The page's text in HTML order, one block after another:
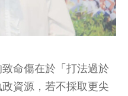
命傷在於「打法過於
資源，若不採取更尖